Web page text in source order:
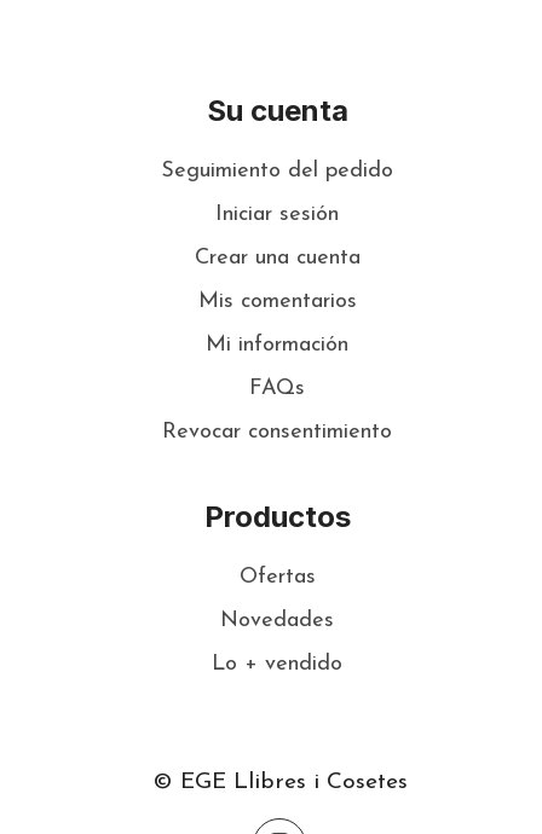
Su cuenta
Seguimiento del pedido
Iniciar sesión
Crear una cuenta
Mis comentarios
Mi información
FAQs
Revocar consentimiento
Productos
Ofertas
Novedades
Lo + vendido
© EGE Llibres i Cosetes